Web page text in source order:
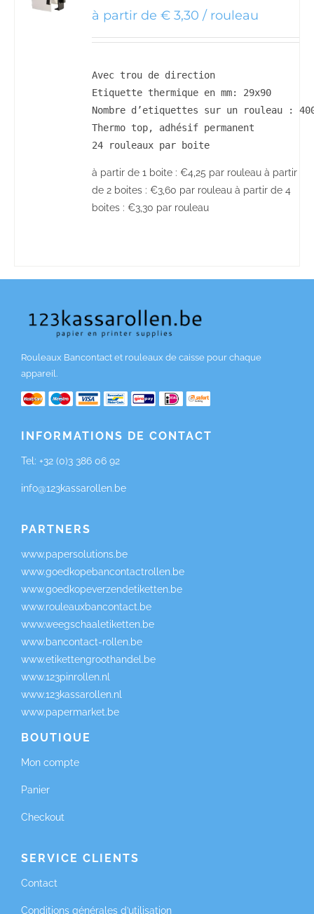
à partir de € 3,30 / rouleau
Avec trou de direction
Etiquette thermique en mm: 29x90
Nombre d’etiquettes sur un rouleau :
Thermo top, adhésif permanent
24 rouleaux par boite
à partir de 1 boite : €4,25 par rouleau à partir
de 2 boites : €3,60 par rouleau à partir de 4
boites : €3,30 par rouleau
Rouleaux Bancontact et rouleaux de caisse pour chaque
appareil.
INFORMATIONS DE CONTACT
Tel: +32 (0)3 386 06 92
info@123kassarollen.be
PARTNERS
www.papersolutions.be
www.goedkopebancontactrollen.be
www.goedkopeverzendetiketten.be
www.rouleauxbancontact.be
www.weegschaaletiketten.be
www.bancontact-rollen.be
www.etikettengroothandel.be
www.123pinrollen.nl
www.123kassarollen.nl
www.papermarket.be
BOUTIQUE
Mon compte
Panier
Checkout
SERVICE CLIENTS
Contact
Conditions générales d’utilisation